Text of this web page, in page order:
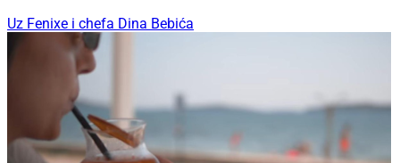
Uz Fenixe i chefa Dina Bebića